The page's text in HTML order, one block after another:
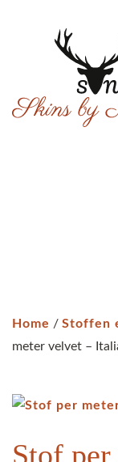
Home / Stoffen
meter velvet –
Stof